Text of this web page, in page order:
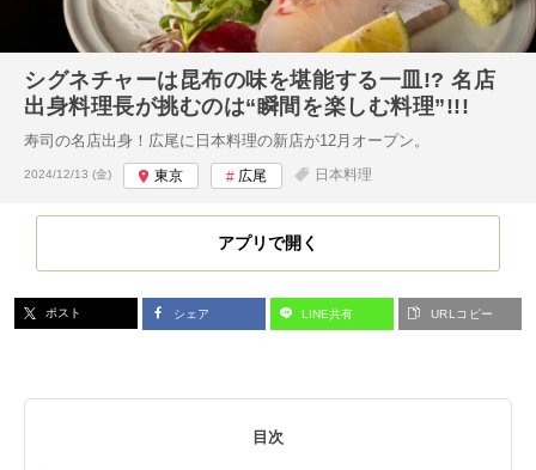
シグネチャーは昆布の味を堪能する一皿!? 名店
出身料理長が挑むのは“瞬間を楽しむ料理”!!!
寿司の名店出身！広尾に日本料理の新店が12月オープン。
投稿日:
2024/12/13 (金) 東京 広尾 日本料理
アプリで開く
ポスト シェア LINE共有 URLコピー
目次